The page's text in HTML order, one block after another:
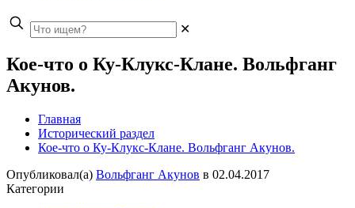
✕
Кое-что о Ку-Клукс-Клане. Вольфганг
Акунов.
Главная
Исторический раздел
Кое-что о Ку-Клукс-Клане. Вольфганг Акунов.
Опубликовал(а) Вольфганг Акунов в 02.04.2017
Категории